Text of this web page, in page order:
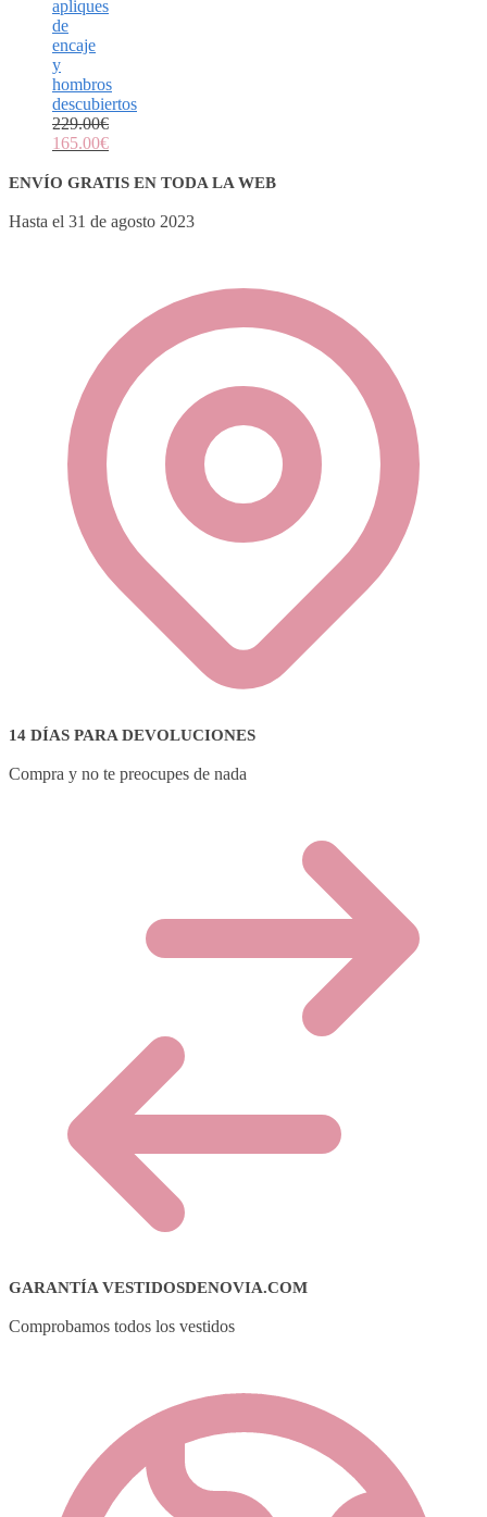
apliques
de
encaje
y
hombros
descubiertos
229.00€
165.00€
ENVÍO GRATIS EN TODA LA WEB
Hasta el 31 de agosto 2023
14 DÍAS PARA DEVOLUCIONES
Compra y no te preocupes de nada
GARANTÍA VESTIDOSDENOVIA.COM
Comprobamos todos los vestidos